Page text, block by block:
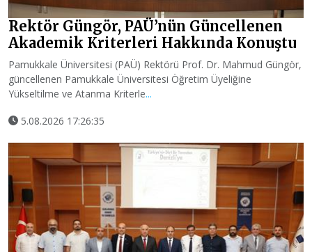
Rektör Güngör, PAÜ’nün Güncellenen
Akademik Kriterleri Hakkında Konuştu
Pamukkale Üniversitesi (PAÜ) Rektörü Prof. Dr. Mahmud Güngör,
güncellenen Pamukkale Üniversitesi Öğretim Üyeliğine
Yükseltilme ve Atanma Kriterle...
5.08.2026 17:26:35